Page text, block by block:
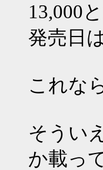
13,000
発売日
これな
そうい
か載っ